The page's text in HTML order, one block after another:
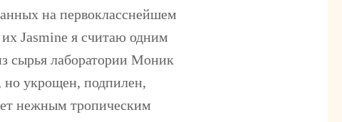
на первокласснейшем
Jasmine я считаю одним
сырья лаборатории Моник
укрощен, подпилен,
нежным тропическим